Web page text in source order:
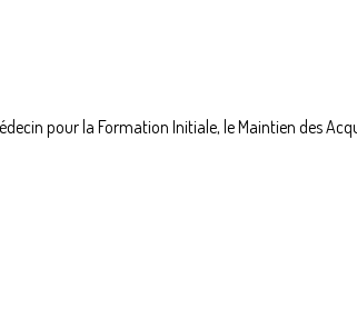
pour la Formation Initiale, le Maintien des